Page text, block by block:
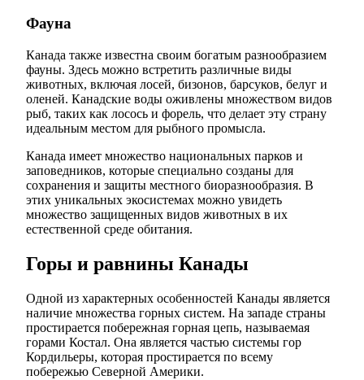
Фауна
Канада также известна своим богатым разнообразием
фауны. Здесь можно встретить различные виды
животных, включая лосей, бизонов, барсуков, белуг и
оленей. Канадские воды оживлены множеством видов
рыб, таких как лосось и форель, что делает эту страну
идеальным местом для рыбного промысла.
Канада имеет множество национальных парков и
заповедников, которые специально созданы для
сохранения и защиты местного биоразнообразия. В
этих уникальных экосистемах можно увидеть
множество защищенных видов животных в их
естественной среде обитания.
Горы и равнины Канады
Одной из характерных особенностей Канады является
наличие множества горных систем. На западе страны
простирается побережная горная цепь, называемая
горами Костал. Она является частью системы гор
Кордильеры, которая простирается по всему
побережью Северной Америки.